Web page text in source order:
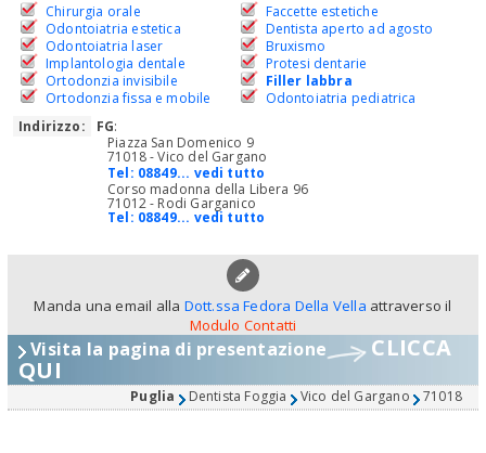
Chirurgia orale
Odontoiatria estetica
Odontoiatria laser
Implantologia dentale
Ortodonzia invisibile
Ortodonzia fissa e mobile
Faccette estetiche
Dentista aperto ad agosto
Bruxismo
Protesi dentarie
Filler labbra
Odontoiatria pediatrica
Indirizzo:
FG:
Piazza San Domenico 9
71018 - Vico del Gargano
Tel: 08849... vedi tutto
Corso madonna della Libera 96
71012 - Rodi Garganico
Tel: 08849... vedi tutto
Manda una email alla Dott.ssa Fedora Della Vella attraverso il
Modulo Contatti
Visita la pagina di presentazione CLICCA
QUI
Puglia Dentista Foggia Vico del Gargano 71018